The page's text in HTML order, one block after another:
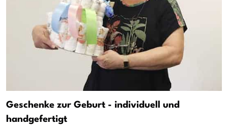
Geschenke zur Geburt - individuell und
handgefertigt